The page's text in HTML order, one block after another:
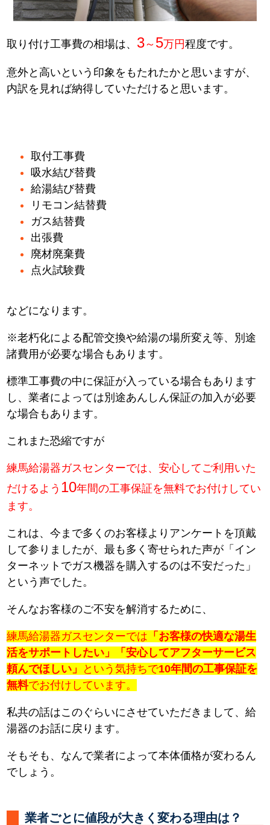
取り付け工事費の相場は、 3～ 5万円程度です。
意外と高いという印象をもたれたかと思いますが、
内訳を見れば納得していただけると思います。
取付工事費
吸水結び替費
給湯結び替費
リモコン結替費
ガス結替費
出張費
廃材廃棄費
点火試験費
などになります。
※老朽化による配管交換や給湯の場所変え等、別途
諸費用が必要な場合もあります。
標準工事費の中に保証が入っている場合もあります
し、業者によっては別途あんしん保証の加入が必要
な場合もあります。
これまた恐縮ですが
練馬給湯器ガスセンターでは、安心してご利用いた
だけるよう 10年間の工事保証を無料でお付けしてい
ます。
これは、今まで多くのお客様よりアンケートを頂戴
して参りましたが、最も多く寄せられた声が「イン
ターネットでガス機器を購入するのは不安だった」
という声でした。
そんなお客様のご不安を解消するために、
練馬給湯器ガスセンターでは 「お客様の快適な湯生
活をサポートしたい」「安心してアフターサービス
頼んでほしい」
という気持ちで10年間の工事保証を
無料でお付けしています。
私共の話はこのぐらいにさせていただきまして、給
湯器のお話に戻ります。
そもそも、なんで業者によって本体価格が変わるん
でしょう。
業者ごとに値段が大きく変わる理由は？